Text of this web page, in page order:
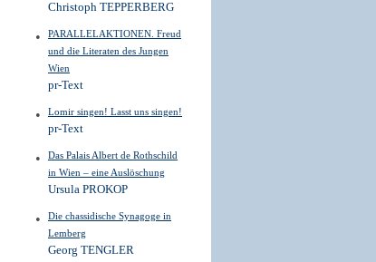
Christoph TEPPERBERG
PARALLELAKTIONEN. Freud
und die Literaten des Jungen
Wien
pr-Text
Lomir singen! Lasst uns singen!
pr-Text
Das Palais Albert de Rothschild
in Wien – eine Auslöschung
Ursula PROKOP
Die chassidische Synagoge in
Lemberg
Georg TENGLER